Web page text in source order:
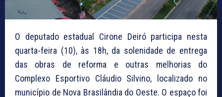
O deputado estadual Cirone Deiró participa nesta
quarta-feira (10), às 18h, da solenidade de entrega
das obras de reforma e outras melhorias do
Complexo Esportivo Cláudio Silvino, localizado no
município de Nova Brasilândia do Oeste. O espaço foi